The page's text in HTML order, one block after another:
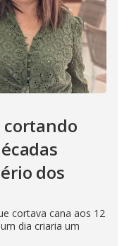
cortando
dos
cortava cana aos 12
dia criaria um